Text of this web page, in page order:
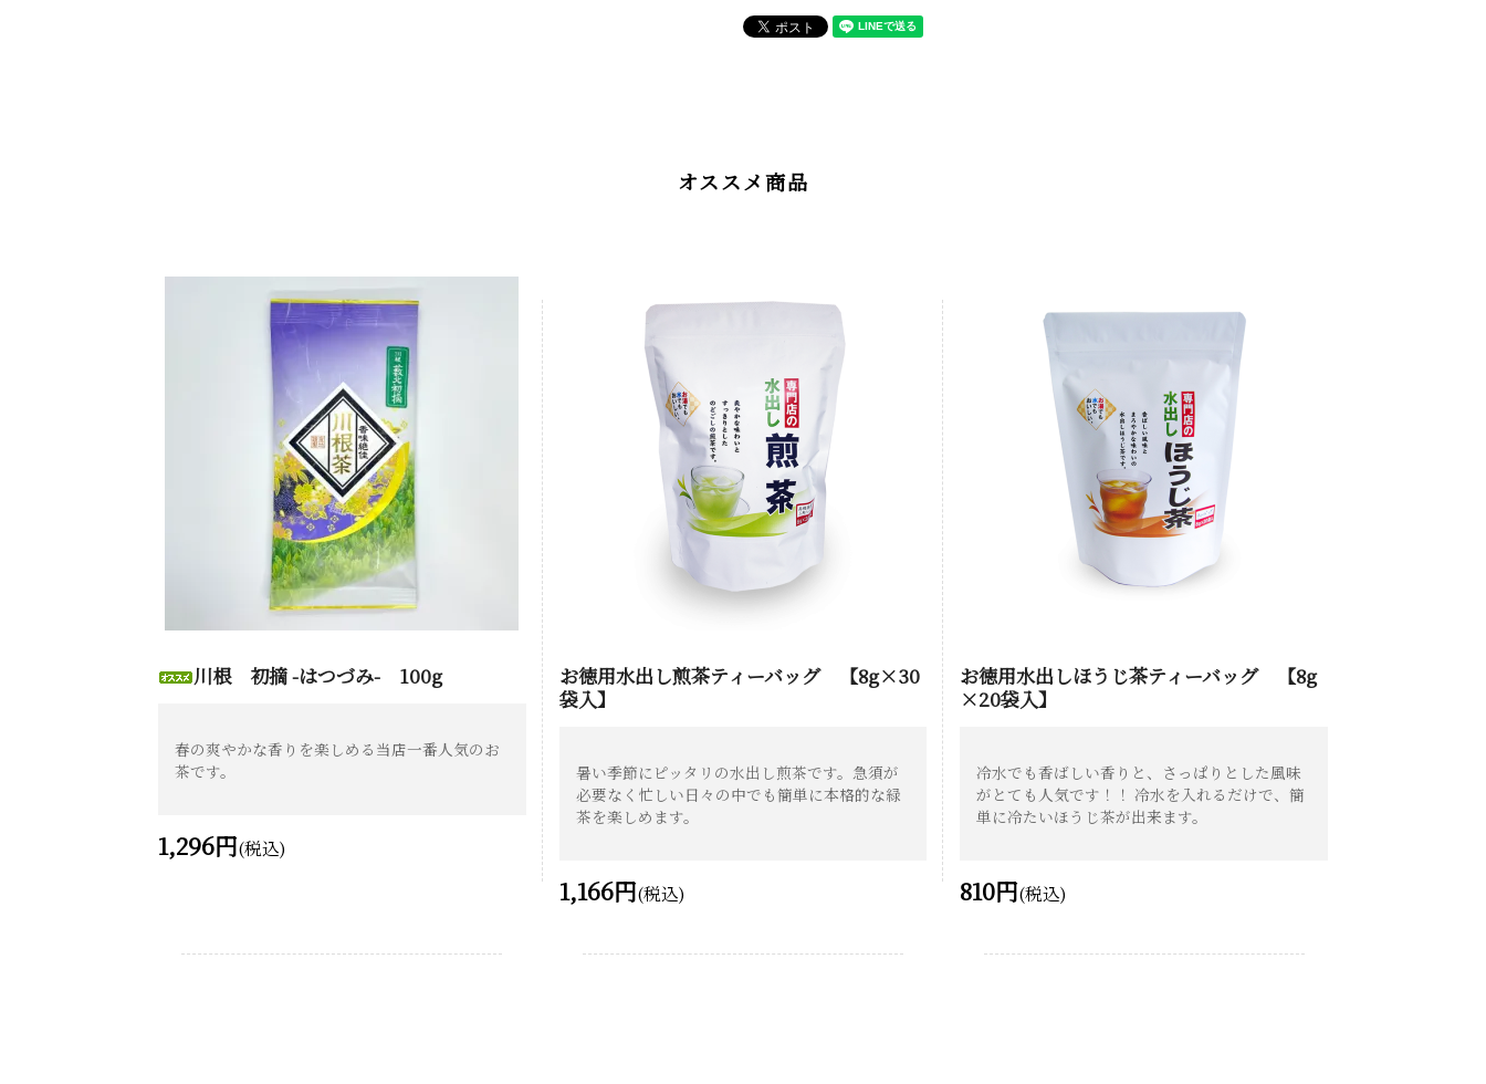
オススメ商品
川根 初摘 -はつづみ- 100g
春の爽やかな香りを楽しめる当店一番人気のお
茶です。
1,296円(税込)
お徳用水出し煎茶ティーバッグ 【8g×30
袋入】
暑い季節にピッタリの水出し煎茶です。急須が
必要なく忙しい日々の中でも簡単に本格的な緑
茶を楽しめます。
1,166円(税込)
お徳用水出しほうじ茶ティーバッグ 【8g
×20袋入】
冷水でも香ばしい香りと、さっぱりとした風味
がとても人気です！！ 冷水を入れるだけで、簡
単に冷たいほうじ茶が出来ます。
810円(税込)